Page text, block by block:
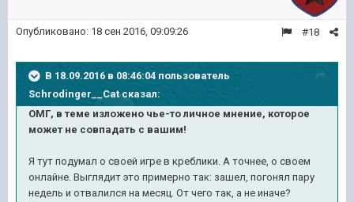
#18
Опубликовано: 18 сен 2016, 09:09:26
В 18.09.2016 в 08:46:04 пользователь
Schrodinger__Cat сказал:
ОМГ, в теме изложено чье-то личное мнение, которое
может не совпадать с вашим!
Я тут подумал о своей игре в креблики. А точнее, о своем
онлайне. Выглядит это примерно так: зашел, погонял пару
недель и отвалился на месяц. От чего так, а не иначе?